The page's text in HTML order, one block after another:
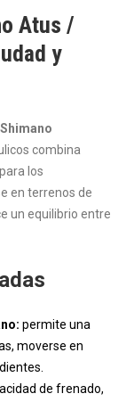
Atus /
y
Shimano
combina
los
en terrenos de
un equilibrio entre
permite una
moverse en
de frenado,